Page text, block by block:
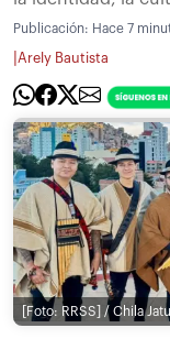
Publicación: Hace 7
Arely Bautista
[Foto: RRSS] / Chila